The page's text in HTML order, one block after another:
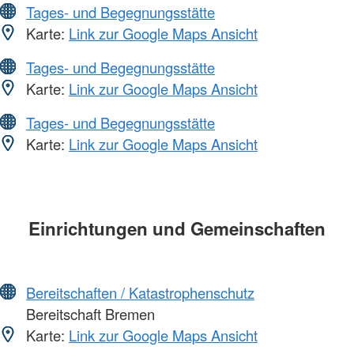
Tages- und Begegnungsstätte
Karte: Link zur Google Maps Ansicht
Tages- und Begegnungsstätte
Karte: Link zur Google Maps Ansicht
Tages- und Begegnungsstätte
Karte: Link zur Google Maps Ansicht
Einrichtungen und Gemeinschaften
Bereitschaften / Katastrophenschutz
Bereitschaft Bremen
Karte: Link zur Google Maps Ansicht